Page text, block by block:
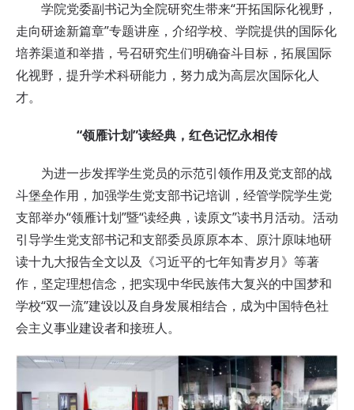
学院党委副书记为全院研究生带来“开拓国际化视野，
走向研途新篇章”专题讲座，介绍学校、学院提供的国际化
培养渠道和举措，号召研究生们明确奋斗目标，拓展国际
化视野，提升学术科研能力，努力成为高层次国际化人
才。
“领雁计划”读经典，红色记忆永相传
为进一步发挥学生党员的示范引领作用及党支部的战
斗堡垒作用，加强学生党支部书记培训，经管学院学生党
支部举办“领雁计划”暨“读经典，读原文”读书月活动。活动
引导学生党支部书记和支部委员原原本本、原汁原味地研
读十九大报告全文以及《习近平的七年知青岁月》等著
作，坚定理想信念，把实现中华民族伟大复兴的中国梦和
学校“双一流”建设以及自身发展相结合，成为中国特色社
会主义事业建设者和接班人。